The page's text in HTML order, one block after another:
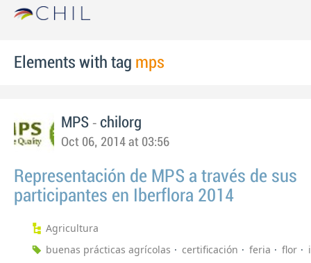
Elements with tag mps
MPS - chilorg
Oct 06, 2014 at 03:56
Representación de MPS a través de sus
participantes en Iberflora 2014
Agricultura
buenas prácticas agrícolas
certificación feria flor